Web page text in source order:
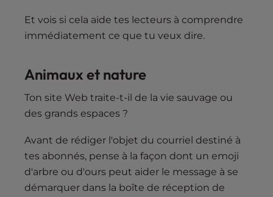
Et vois si cela aide tes lecteurs à comprendre
immédiatement ce que tu veux dire.
Animaux et nature
Ton site Web traite-t-il de la vie sauvage ou
des grands espaces ?
Avant de rédiger l'objet du courriel destiné à
tes abonnés, pense à la façon dont un emoji
d'arbre ou d'ours peut aider le message à se
démarquer dans la boîte de réception de